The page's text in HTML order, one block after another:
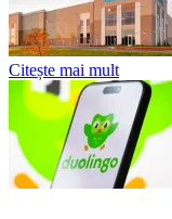
Citește mai mult